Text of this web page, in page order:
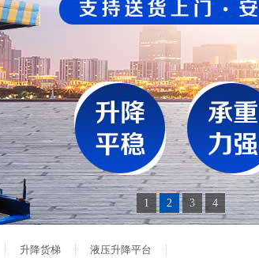
1 2 3 4
升降货梯 液压升降平台